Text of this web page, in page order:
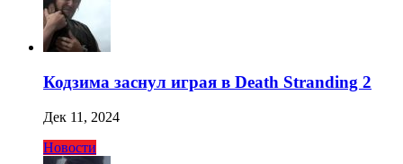
Кодзима заснул играя в Death Stranding 2
Дек 11, 2024
Новости